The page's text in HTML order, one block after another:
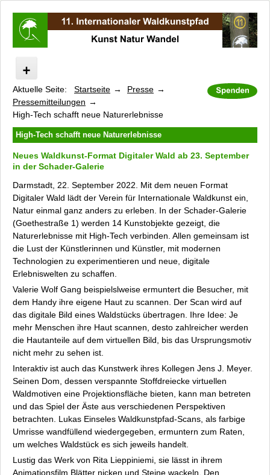
Internationaler Waldkunstpfad
Kunst Natur Wandel
Programm
Künstler
Kataloge und Filme
Unterstützer und Sponsoren
Kooperationspartner
Presse
Pressebilder
Pressemitteilungen
Internationaler Waldkunstpfad (Archiv)
Internationales Waldkunst Zentrum
Newsletter
Anfahrt
Datenschutz
Kontakt
Impressum
Aktuelle Seite: Startseite
Presse
Pressemitteilungen
High-Tech schafft neue Naturerlebnisse
High-Tech schafft neue Naturerlebnisse
Neues Waldkunst-Format Digitaler Wald ab 23. September
in der Schader-Galerie
Darmstadt, 22. September 2022. Mit dem neuen Format
Digitaler Wald lädt der Verein für Internationale Waldkunst ein,
Natur einmal ganz anders zu erleben. In der Schader-Galerie
(Goethestraße 1) werden 14 Kunstobjekte gezeigt, die
Naturerlebnisse mit High-Tech verbinden. Allen gemeinsam ist
die Lust der Künstlerinnen und Künstler, mit modernen
Technologien zu experimentieren und neue, digitale
Erlebniswelten zu schaffen.
Valerie Wolf Gang beispielslweise ermuntert die Besucher, mit
dem Handy ihre eigene Haut zu scannen. Der Scan wird auf
das digitale Bild eines Waldstücks übertragen. Ihre Idee: Je
mehr Menschen ihre Haut scannen, desto zahlreicher werden
die Hautanteile auf dem virtuellen Bild, bis das Ursprungsmotiv
nicht mehr zu sehen ist.
Interaktiv ist auch das Kunstwerk ihres Kollegen Jens J. Meyer.
Seinen Dom, dessen verspannte Stoffdreiecke virtuellen
Waldmotiven eine Projektionsfläche bieten, kann man betreten
und das Spiel der Äste aus verschiedenen Perspektiven
betrachten. Lukas Einseles Waldkunstpfad-Scans, als farbige
Umrisse wandfüllend wiedergegeben, ermuntern zum Raten,
um welches Waldstück es sich jeweils handelt.
Lustig das Werk von Rita Lieppiniemi, sie lässt in ihrem
Animationsfilm Blätter nicken und Steine wackeln. Den